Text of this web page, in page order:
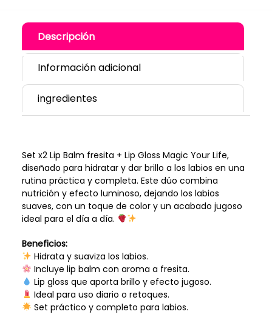
Descripción
Información adicional
ingredientes
Set x2 Lip Balm fresita + Lip Gloss Magic Your Life,
diseñado para hidratar y dar brillo a los labios en una
rutina práctica y completa. Este dúo combina
nutrición y efecto luminoso, dejando los labios
suaves, con un toque de color y un acabado jugoso
ideal para el día a día.
Beneficios:
Hidrata y suaviza los labios.
Incluye lip balm con aroma a fresita.
Lip gloss que aporta brillo y efecto jugoso.
Ideal para uso diario o retoques.
Set práctico y completo para labios.